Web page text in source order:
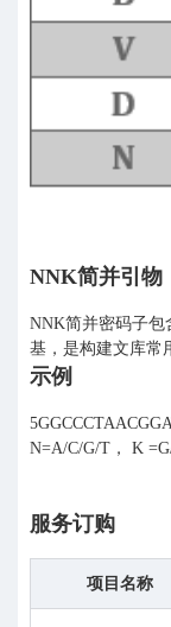
NNK简并引物
NNK简并密码子包
基，是构建文库常
示例
N=A/C/G/T， K
服务订购
项目名称